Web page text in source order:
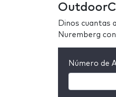
Dinos cuantas
Nuremberg
Número de